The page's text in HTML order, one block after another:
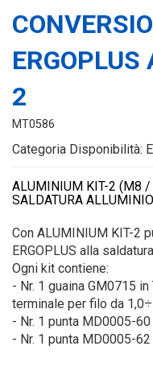
2
MT0586
Categoria Disponibilità: E
ALUMINIUM KIT-2 (M8 /
SALDATURA
Con ALUMINIUM KIT-2
ERGOPLUS alla
Ogni kit contiene:
- Nr. 1 guaina GM0715
terminale per filo da
- Nr. 1 punta MD0005-
- Nr. 1 punta MD0005-